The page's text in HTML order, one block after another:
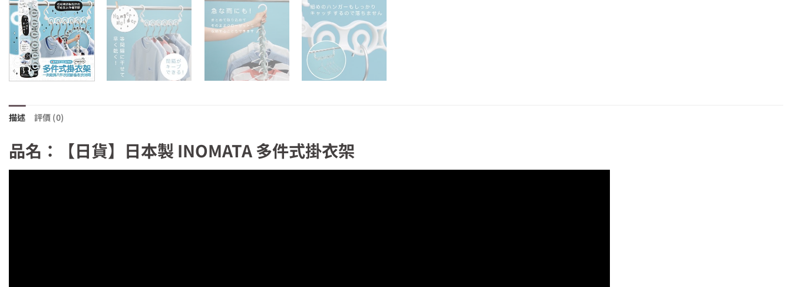
描述 評價 (0)
品名：【日貨】日本製 INOMATA 多件式掛衣架